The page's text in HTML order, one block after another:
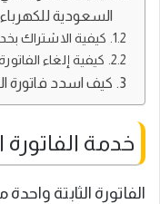
السعودية للكهرباء
كيفية الاشتراك
كيفية إلغاء الفاتورة
كيف اسدد فاتورة
خدمة الفاتورة
الفاتورة الثابتة